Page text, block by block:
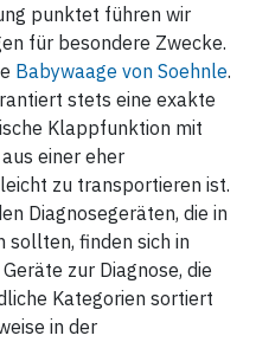
punktet führen wir
für besondere Zwecke.
Babywaage von Soehnle.
stets eine exakte
Klappfunktion mit
einer eher
zu transportieren ist.
Diagnosegeräten, die in
sollten, finden sich in
zur Diagnose, die
Kategorien sortiert
in der